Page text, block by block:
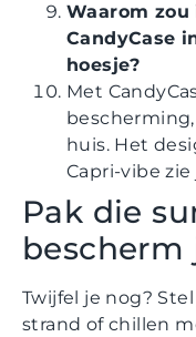
Waarom zou
CandyCase
hoesje?
Met
huis. Het
Capri-vibe
Pak die
bescherm
Twijfel je nog?
strand of chillen